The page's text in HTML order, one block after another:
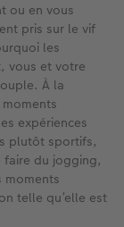
ou en vous
pris sur le vif
les
vous et votre
À la
expériences
plutôt sportifs,
faire du jogging,
moments
telle qu’elle est